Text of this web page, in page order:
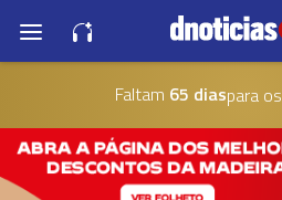
Faltam 65 diaspara os